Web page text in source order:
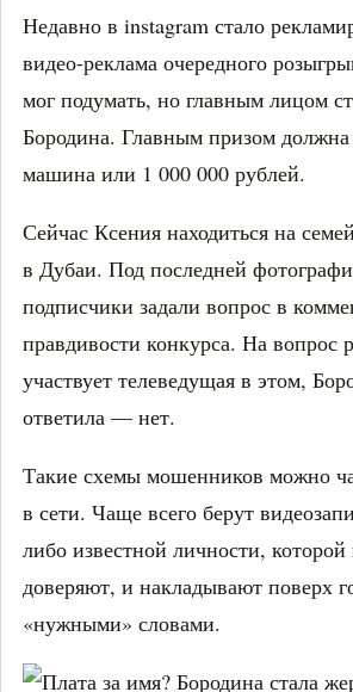
Недавно в instagram стало
видео-реклама очередного
мог подумать, но главным лицом
Бородина. Главным призом должна
машина или 1 000 000 рублей.
Сейчас Ксения находиться на
в Дубаи. Под последней
подписчики задали вопрос в
правдивости конкурса. На вопрос
участвует телеведущая в этом,
ответила — нет.
Такие схемы мошенников можно
в сети. Чаще всего берут
либо известной личности, которой
доверяют, и накладывают поверх
«нужными» словами.